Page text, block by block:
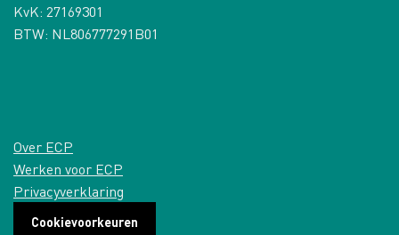
KvK: 27169301
BTW: NL806777291B01
Over ECP
Werken voor ECP
Privacyverklaring
Cookievoorkeuren